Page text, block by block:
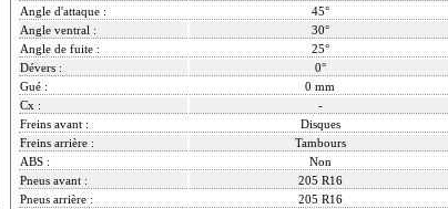
Angle d'attaque :
45°
Angle ventral :
30°
Angle de fuite :
25°
Dévers :
0°
Gué :
0 mm
Cx :
-
Freins avant :
Disques
Freins arrière :
Tambours
ABS :
Non
Pneus avant :
205 R16
Pneus arrière :
205 R16